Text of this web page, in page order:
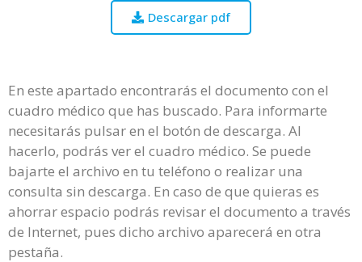
Descargar pdf
En este apartado encontrarás el documento con el
cuadro médico que has buscado. Para informarte
necesitarás pulsar en el botón de descarga. Al
hacerlo, podrás ver el cuadro médico. Se puede
bajarte el archivo en tu teléfono o realizar una
consulta sin descarga. En caso de que quieras es
ahorrar espacio podrás revisar el documento a través
de Internet, pues dicho archivo aparecerá en otra
pestaña.